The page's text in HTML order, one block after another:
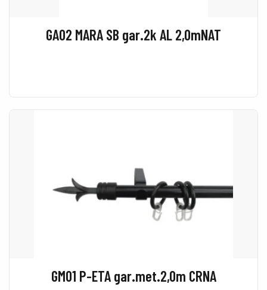
GA02 MARA SB gar.2k AL 2,0mNAT
GM01 P-ETA gar.met.2,0m CRNA